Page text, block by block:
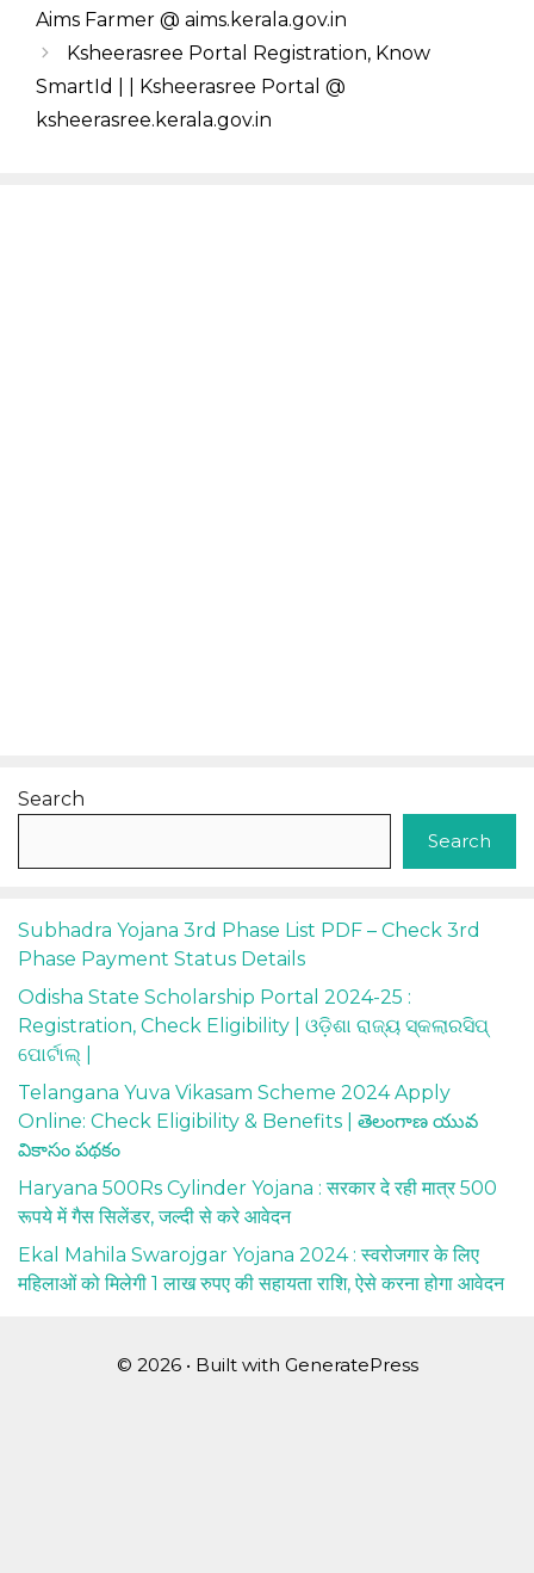
Aims Farmer @ aims.kerala.gov.in
Ksheerasree Portal Registration, Know
SmartId | | Ksheerasree Portal @
ksheerasree.kerala.gov.in
Search
Search
Subhadra Yojana 3rd Phase List PDF – Check 3rd
Phase Payment Status Details
Odisha State Scholarship Portal 2024-25 :
Registration, Check Eligibility | ଓଡ଼ିଶା ରାଜ୍ୟ ସ୍କଲାରସିପ୍
ପୋର୍ଟାଲ୍ |
Telangana Yuva Vikasam Scheme 2024 Apply
Online: Check Eligibility & Benefits | తెలంగాణ యువ
వికాసం పథకం
Haryana 500Rs Cylinder Yojana : सरकार दे रही मात्र 500
रूपये में गैस सिलेंडर, जल्दी से करे आवेदन
Ekal Mahila Swarojgar Yojana 2024 : स्वरोजगार के लिए
महिलाओं को मिलेगी 1 लाख रुपए की सहायता राशि, ऐसे करना होगा आवेदन
© 2026 • Built with GeneratePress